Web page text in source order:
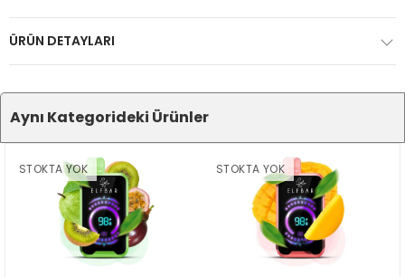
ÜRÜN DETAYLARI
Aynı Kategorideki Ürünler
STOKTA YOK STOKTA YOK